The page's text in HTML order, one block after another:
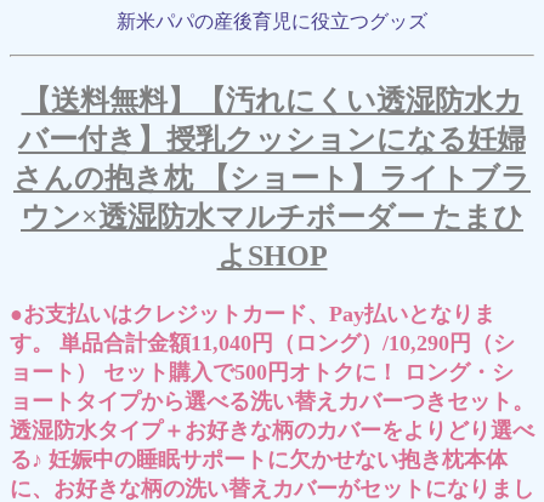
新米パパの産後育児に役立つグッズ
【送料無料】【汚れにくい透湿防水カ
バー付き】授乳クッションになる妊婦
さんの抱き枕 【ショート】ライトブラ
ウン×透湿防水マルチボーダー たまひ
よSHOP
●お支払いはクレジットカード、Pay払いとなりま
す。 単品合計金額11,040円（ロング）/10,290円（シ
ョート） セット購入で500円オトクに！ ロング・シ
ョートタイプから選べる洗い替えカバーつきセット。
透湿防水タイプ＋お好きな柄のカバーをよりどり選べ
る♪ 妊娠中の睡眠サポートに欠かせない抱き枕本体
に、お好きな柄の洗い替えカバーがセットになりまし